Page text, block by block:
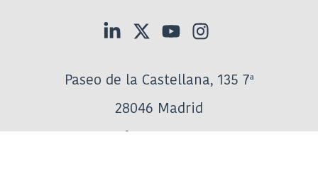
Paseo de la Castellana, 135 7ª
28046 Madrid
Tel:917906800